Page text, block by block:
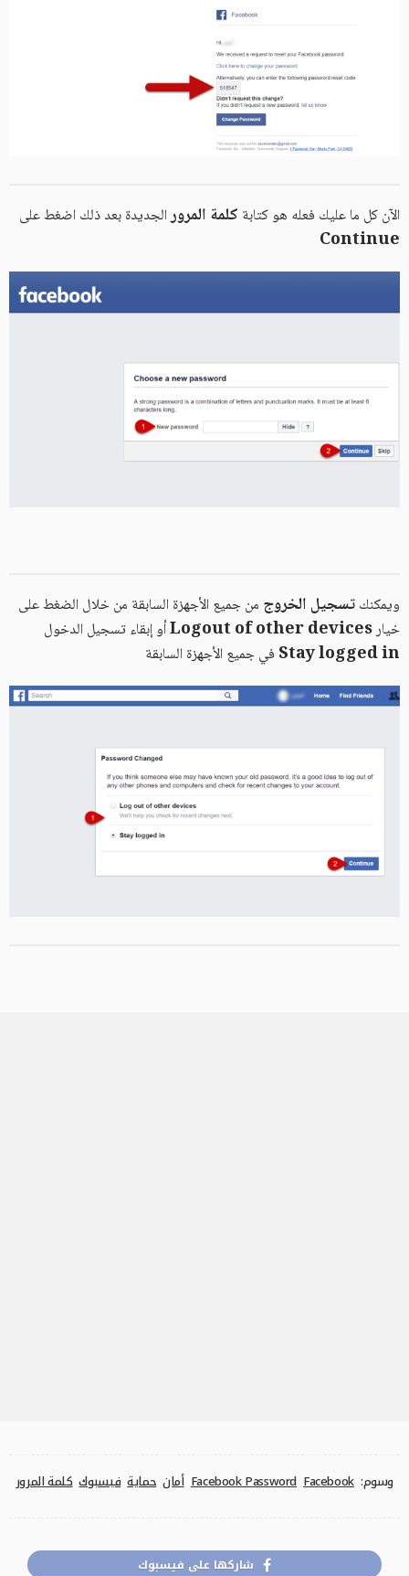
الآن كل ما عليك فعله هو كتابة كلمة المرورالجديدة بعد ذلك اضغط على
Continue
ويمكنكتسجيل الخروج من جميع الأجهزة السابقة من خلال الضغط على
خيارLogout of other devicesأو إبقاء تسجيل الدخول
Stay logged in في جميع الأجهزة السابقة
وسوم: Facebook
Facebook Password أمان حماية فيسبوك كلمة المرور
شاركها على فيسبوك